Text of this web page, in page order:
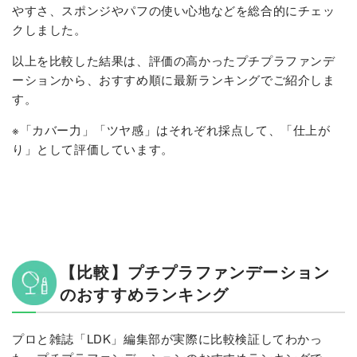
やすさ、スポンジやパフの使い心地などを総合的にチェッ
クしました。
以上を比較した結果は、評価の高かったプチプラファンデ
ーションから、おすすめ順に最新ランキングでご紹介しま
す。
※「カバー力」「ツヤ感」はそれぞれ採点して、「仕上が
り」として評価しています。
【比較】プチプラファンデーション
のおすすめランキング
プロと雑誌「LDK」編集部が実際に比較検証してわかっ